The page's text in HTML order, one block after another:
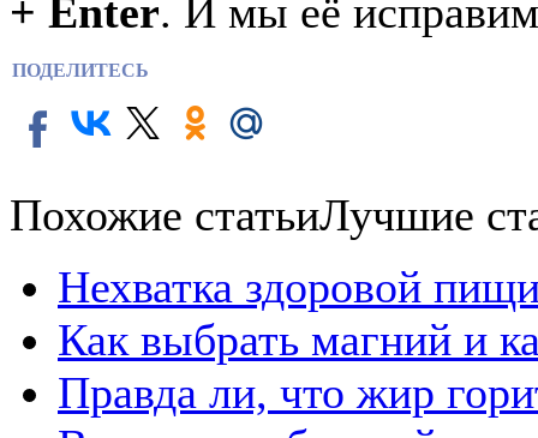
+ Enter. И мы её
ПОДЕЛИТЕСЬ
Похожие статьиЛучшие
Нехватка здоровой
Как выбрать магний и
Правда ли, что жир